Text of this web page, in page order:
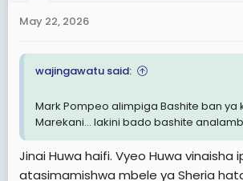
s
May 22, 2026
wajingawatu said:
Mark Pompeo alimpiga Bashite ban ya
Marekani... lakini bado bashite
Jinai Huwa haifi. Vyeo Huwa vinaisha
atasimamishwa mbele ya Sheria